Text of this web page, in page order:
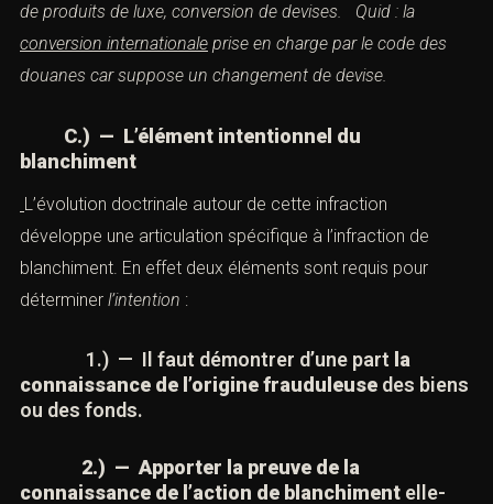
La conversion, opération de fin, consiste à réintroduire
l’argent blanchi dans l’économie légale au moyen
nature le profit de l’opération.Une hypothèse de
conversion? Achat de produits de luxe, conversion de
devises.
Quid : laconversion internationaleprise en
charge par le code des douanes car suppose un
changement de devise.
blanchiment
L’évolution doctrinale autour de cette infraction
développe une articulation spécifique à l’infraction de
blanchiment. En effet deux éléments sont requis pour
déterminerl’intention :
spécialisé en droit pénal ? Laissez-nous vos coordonnées
compétent *